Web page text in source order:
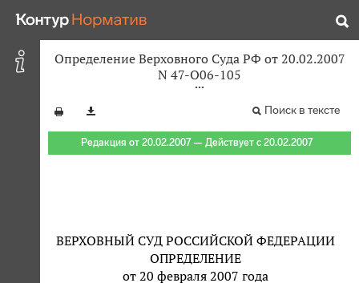
Определение Верховного Суда РФ от 20.02.2007
N 47-О06-105
Поиск в тексте
Редакция от 20.02.2007 — Действует с 20.02.2007
ВЕРХОВНЫЙ СУД РОССИЙСКОЙ ФЕДЕРАЦИИ
ОПРЕДЕЛЕНИЕ
от 20 февраля 2007 года